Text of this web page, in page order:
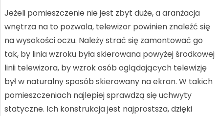
Jeżeli pomieszczenie nie jest zbyt duże, a aranżacja
wnętrza na to pozwala, telewizor powinien znaleźć się
na wysokości oczu. Należy strać się zamontować go
tak, by linia wzroku była skierowana powyżej środkowej
linii telewizora, by wzrok osób oglądających telewizję
był w naturalny sposób skierowany na ekran. W takich
pomieszczeniach najlepiej sprawdzą się uchwyty
statyczne. Ich konstrukcja jest najprostsza, dzięki